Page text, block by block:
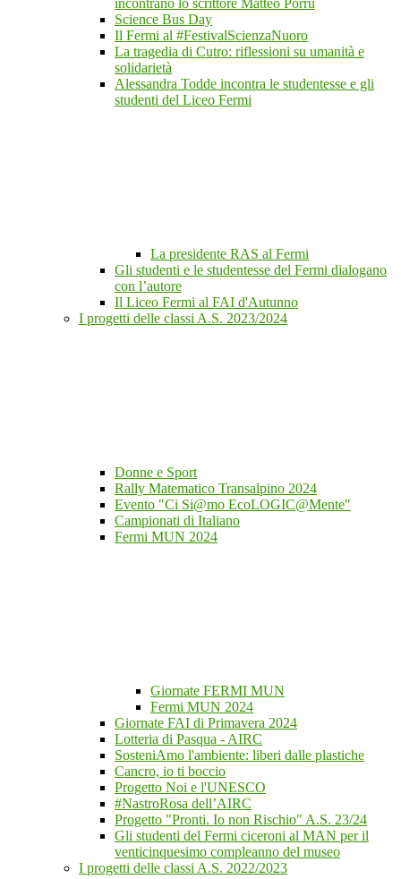
incontrano lo scrittore Matteo Porru
Science Bus Day
Il Fermi al #FestivalScienzaNuoro
La tragedia di Cutro: riflessioni su umanità e
solidarietà
Alessandra Todde incontra le studentesse e gli
studenti del Liceo Fermi
La presidente RAS al Fermi
Gli studenti e le studentesse del Fermi dialogano
con l’autore
Il Liceo Fermi al FAI d'Autunno
I progetti delle classi A.S. 2023/2024
Donne e Sport
Rally Matematico Transalpino 2024
Evento "Ci Si@mo EcoLOGIC@Mente"
Campionati di Italiano
Fermi MUN 2024
Giornate FERMI MUN
Fermi MUN 2024
Giornate FAI di Primavera 2024
Lotteria di Pasqua - AIRC
SosteniAmo l'ambiente: liberi dalle plastiche
Cancro, io ti boccio
Progetto Noi e l'UNESCO
#NastroRosa dell’AIRC
Progetto "Pronti. Io non Rischio" A.S. 23/24
Gli studenti del Fermi ciceroni al MAN per il
venticinquesimo compleanno del museo
I progetti delle classi A.S. 2022/2023